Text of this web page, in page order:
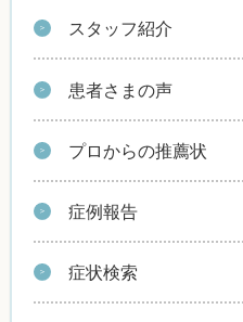
スタッフ紹介
患者さまの声
プロからの推薦状
症例報告
症状検索